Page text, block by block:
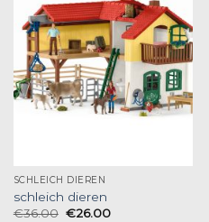
SCHLEICH DIEREN
schleich dieren
€36.00 €26.00